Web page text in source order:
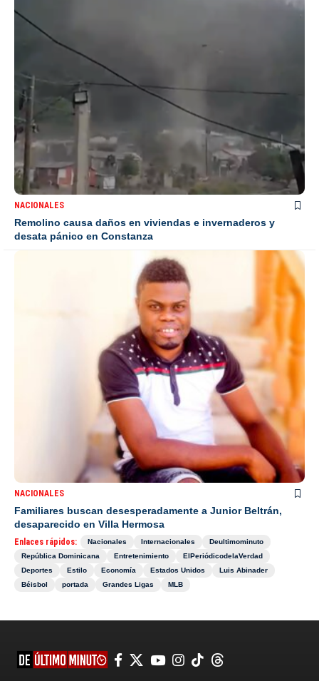
NACIONALES
Remolino causa daños en viviendas e invernaderos y
desata pánico en Constanza
NACIONALES
Familiares buscan desesperadamente a Junior Beltrán,
desaparecido en Villa Hermosa
Enlaces rápidos: Nacionales Internacionales
Deultimominuto
República Dominicana
Entretenimiento
ElPeriódicodelaVerdad
Deportes
Estilo Economía Estados Unidos
Luis Abinader
Béisbol
portada Grandes Ligas MLB